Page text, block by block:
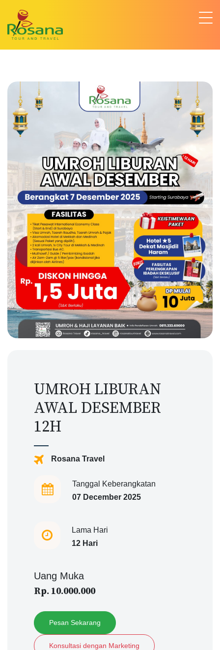
UMROH LIBURAN
AWAL DESEMBER
12H
Rosana Travel
Tanggal Keberangkatan
07 December 2025
Lama Hari
12 Hari
Uang Muka
Rp. 10.000.000
Pesan Sekarang
Konsultasi dengan Marketing